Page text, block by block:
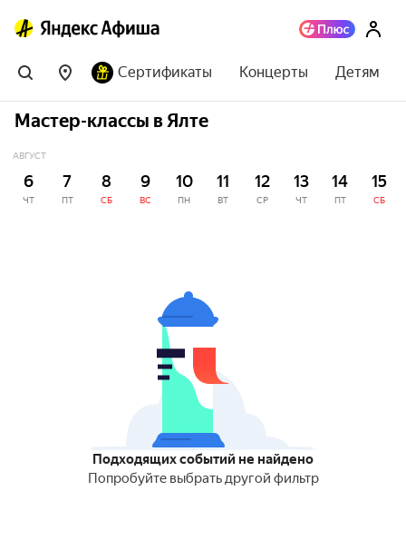
Сертификаты Концерты Детям
Мастер-классы в Ялте
АВГУСТ
6
ЧТ
7
ПТ
8
СБ
9
ВС
10
ПН
11
ВТ
12
СР
13
ЧТ
14
ПТ
15
СБ
Подходящих событий не найдено
Попробуйте выбрать другой фильтр